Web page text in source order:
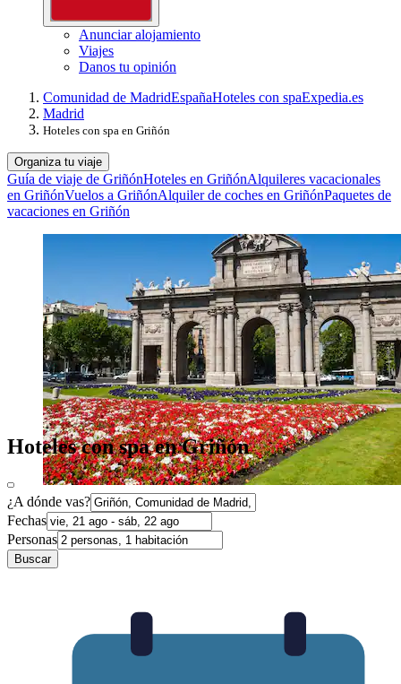
Anunciar alojamiento
Viajes
Danos tu opinión
Comunidad de MadridEspañaHoteles con spaExpedia.es
Madrid
Hoteles con spa en Griñón
Organiza tu viaje
Guía de viaje de GriñónHoteles en GriñónAlquileres vacacionales
en GriñónVuelos a GriñónAlquiler de coches en GriñónPaquetes de
vacaciones en Griñón
Hoteles con spa en Griñón
¿A dónde vas?
Fechas
Personas
Buscar